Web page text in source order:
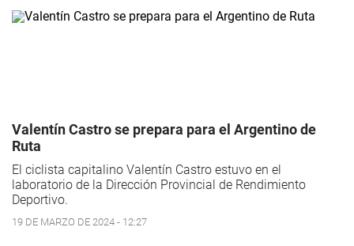
Valentín Castro se prepara para el Argentino de
Ruta
El ciclista capitalino Valentín Castro estuvo en el
laboratorio de la Dirección Provincial de Rendimiento
Deportivo.
19 DE MARZO DE 2024 - 12:27